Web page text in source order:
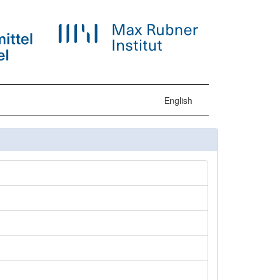
English